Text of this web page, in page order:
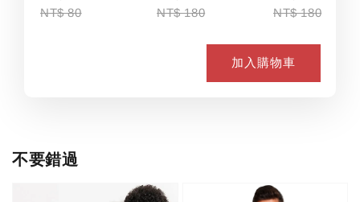
NT$ 80
NT$ 180
NT$ 180
加入購物車
不要錯過